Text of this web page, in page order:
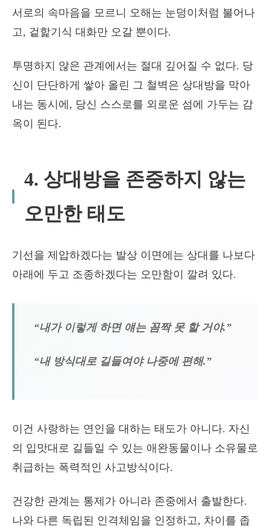
서로의 속마음을 모르니 오해는 눈덩이처럼 불어나
고, 겉핥기식 대화만 오갈 뿐이다.
투명하지 않은 관계에서는 절대 깊어질 수 없다. 당
신이 단단하게 쌓아 올린 그 철벽은 상대방을 막아
내는 동시에, 당신 스스로를 외로운 섬에 가두는 감
옥이 된다.
4. 상대방을 존중하지 않는
오만한 태도
기선을 제압하겠다는 발상 이면에는 상대를 나보다
아래에 두고 조종하겠다는 오만함이 깔려 있다.
“내가 이렇게 하면 얘는 꼼짝 못 할 거야.”
“내 방식대로 길들여야 나중에 편해.”
이건 사랑하는 연인을 대하는 태도가 아니다. 자신
의 입맛대로 길들일 수 있는 애완동물이나 소유물로
취급하는 폭력적인 사고방식이다.
건강한 관계는 통제가 아니라 존중에서 출발한다.
나와 다른 독립된 인격체임을 인정하고, 차이를 좁